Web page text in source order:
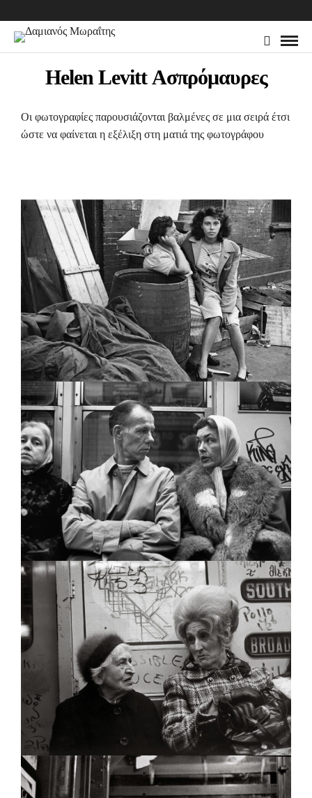
Helen Levitt Ασπρόμαυρες
Οι φωτογραφίες παρουσιάζονται βαλμένες σε μια σειρά έτσι
ώστε να φαίνεται η εξέλιξη στη ματιά της φωτογράφου